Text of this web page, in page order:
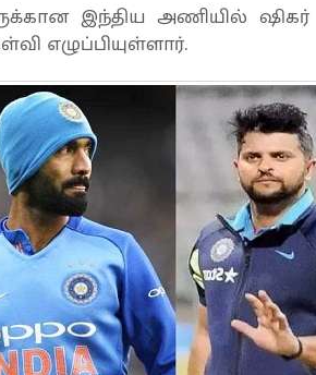
இந்திய அணியில்
எழுப்பியுள்ளார்.